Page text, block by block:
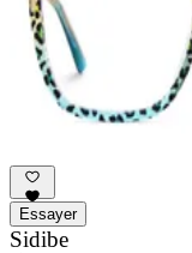
Essayer
Sidibe